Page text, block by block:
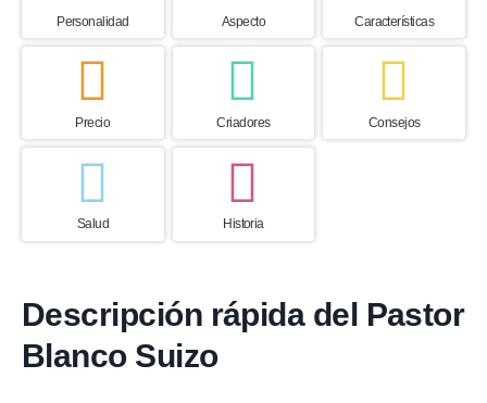
Personalidad Aspecto Características
Precio Criadores Consejos
Salud Historia
Descripción rápida del Pastor
Blanco Suizo